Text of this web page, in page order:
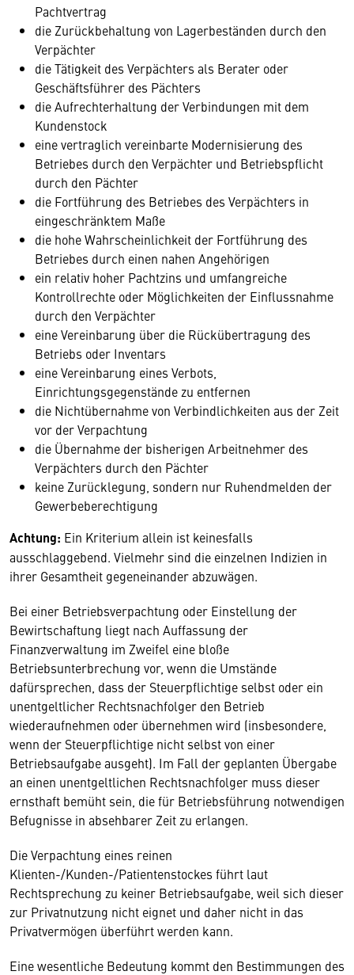
Pachtvertrag
die Zurückbehaltung von Lagerbeständen durch den
Verpächter
die Tätigkeit des Verpächters als Berater oder
Geschäftsführer des Pächters
die Aufrechterhaltung der Verbindungen mit dem
Kundenstock
eine vertraglich vereinbarte Modernisierung des
Betriebes durch den Verpächter und Betriebspflicht
durch den Pächter
die Fortführung des Betriebes des Verpächters in
eingeschränktem Maße
die hohe Wahrscheinlichkeit der Fortführung des
Betriebes durch einen nahen Angehörigen
ein relativ hoher Pachtzins und umfangreiche
Kontrollrechte oder Möglichkeiten der Einflussnahme
durch den Verpächter
eine Vereinbarung über die Rückübertragung des
Betriebs oder Inventars
eine Vereinbarung eines Verbots,
Einrichtungsgegenstände zu entfernen
die Nichtübernahme von Verbindlichkeiten aus der Zeit
vor der Verpachtung
die Übernahme der bisherigen Arbeitnehmer des
Verpächters durch den Pächter
keine Zurücklegung, sondern nur Ruhendmelden der
Gewerbeberechtigung
Achtung: Ein Kriterium allein ist keinesfalls
ausschlaggebend. Vielmehr sind die einzelnen Indizien in
ihrer Gesamtheit gegeneinander abzuwägen.
Bei einer Betriebsverpachtung oder Einstellung der
Bewirtschaftung liegt nach Auffassung der
Finanzverwaltung im Zweifel eine bloße
Betriebsunterbrechung vor, wenn die Umstände
dafürsprechen, dass der Steuerpflichtige selbst oder ein
unentgeltlicher Rechtsnachfolger den Betrieb
wiederaufnehmen oder übernehmen wird (insbesondere,
wenn der Steuerpflichtige nicht selbst von einer
Betriebsaufgabe ausgeht). Im Fall der geplanten Übergabe
an einen unentgeltlichen Rechtsnachfolger muss dieser
ernsthaft bemüht sein, die für Betriebsführung notwendigen
Befugnisse in absehbarer Zeit zu erlangen.
Die Verpachtung eines reinen
Klienten-/Kunden-/Patientenstockes führt laut
Rechtsprechung zu keiner Betriebsaufgabe, weil sich dieser
zur Privatnutzung nicht eignet und daher nicht in das
Privatvermögen überführt werden kann.
Eine wesentliche Bedeutung kommt den Bestimmungen des